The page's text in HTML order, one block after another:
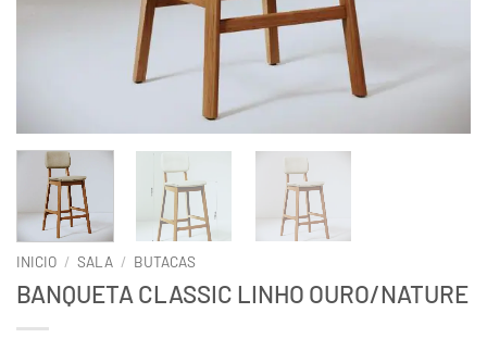
INICIO / SALA / BUTACAS
BANQUETA CLASSIC LINHO OURO/NATURE